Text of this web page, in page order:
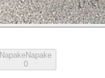
NapakeNapake
0